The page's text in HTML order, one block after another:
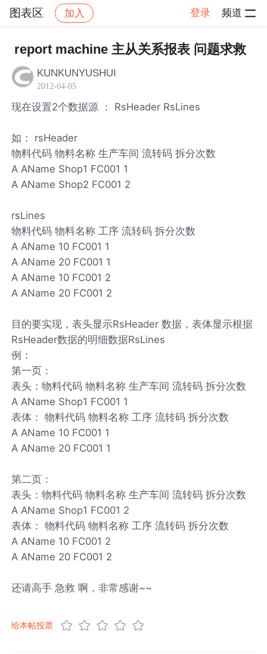
图表区 加入 登录 频道
图表区 帖子详情
report machine 主从关系报表 问题求救
KUNKUNYUSHUI
2012-04-05
现在设置2个数据源 ： RsHeader RsLines
如： rsHeader
物料代码 物料名称 生产车间 流转码 拆分次数
A AName Shop1 FC001 1
A AName Shop2 FC001 2
rsLines
物料代码 物料名称 工序 流转码 拆分次数
A AName 10 FC001 1
A AName 20 FC001 1
A AName 10 FC001 2
A AName 20 FC001 2
目的要实现，表头显示RsHeader 数据，表体显示根据
RsHeader数据的明细数据RsLines
例：
第一页：
表头：物料代码 物料名称 生产车间 流转码 拆分次数
A AName Shop1 FC001 1
表体： 物料代码 物料名称 工序 流转码 拆分次数
A AName 10 FC001 1
A AName 20 FC001 1
第二页：
表头：物料代码 物料名称 生产车间 流转码 拆分次数
A AName Shop1 FC001 2
表体： 物料代码 物料名称 工序 流转码 拆分次数
A AName 10 FC001 2
A AName 20 FC001 2
还请高手 急救 啊，非常感谢~~
给本帖投票